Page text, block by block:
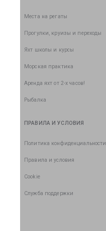
Места на регаты
Прогулки, круизы и переходы
Яхт школы и курсы
Морская практика
Аренда яхт от 2-х часов!
Рыбалка
ПРАВИЛА И УСЛОВИЯ
Политика конфиденциальности
Правила и условия
Cookie
Служба поддержки